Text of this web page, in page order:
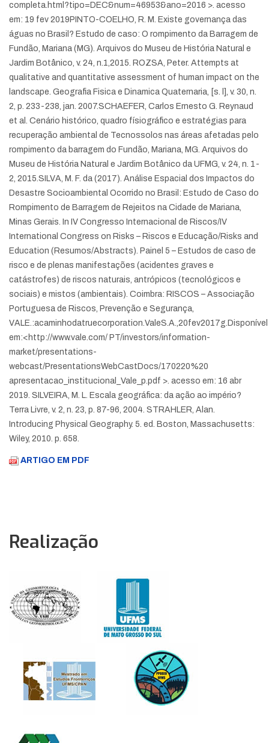
completa.html?tipo=DEC&num=46953&ano=2016 >. acesso
em: 19 fev 2019 PINTO-COELHO, R. M. Existe governança das
águas no Brasil? Estudo de caso: O rompimento da Barragem de
Fundão, Mariana (MG). Arquivos do Museu de História Natural e
Jardim Botânico, v. 24, n.1,2015. ROZSA, Peter. Attempts at
qualitative and quantitative assessment of human impact on the
landscape. Geografia Fisica e Dinamica Quaternaria, [s. l], v. 30, n.
2, p. 233-238, jan. 2007.SCHAEFER, Carlos Ernesto G. Reynaud
et al. Cenário histórico, quadro físiográfico e estratégias para
recuperação ambiental de Tecnossolos nas áreas afetadas pelo
rompimento da barragem do Fundão, Mariana, MG. Arquivos do
Museu de História Natural e Jardim Botânico da UFMG, v. 24, n. 1-
2, 2015.SILVA, M. F. da (2017). Análise Espacial dos Impactos do
Desastre Socioambiental Ocorrido no Brasil: Estudo de Caso do
Rompimento de Barragem de Rejeitos na Cidade de Mariana,
Minas Gerais. In IV Congresso Internacional de Riscos/IV
International Congress on Risks – Riscos e Educação/Risks and
Education (Resumos/Abstracts). Painel 5 – Estudos de caso de
risco e de plenas manifestações (acidentes graves e
catástrofes) de riscos naturais, antrópicos (tecnológicos e
sociais) e mistos (ambientais). Coimbra: RISCOS – Associação
Portuguesa de Riscos, Prevenção e Segurança,
VALE.:acaminhodatruecorporation.ValeS.A.,20fev2017g.Disponível
em:<http://www.vale.com/ PT/investors/information-
market/presentations-
webcast/PresentationsWebCastDocs/170220%20
apresentacao_institucional_Vale_p.pdf >. acesso em: 16 abr
2019. SILVEIRA, M. L. Escala geográfica: da ação ao império?
Terra Livre, v. 2, n. 23, p. 87-96, 2004. STRAHLER, Alan.
Introducing Physical Geography. 5. ed. Boston, Massachusetts:
Wiley, 2010. p. 658.
ARTIGO EM PDF
Realização